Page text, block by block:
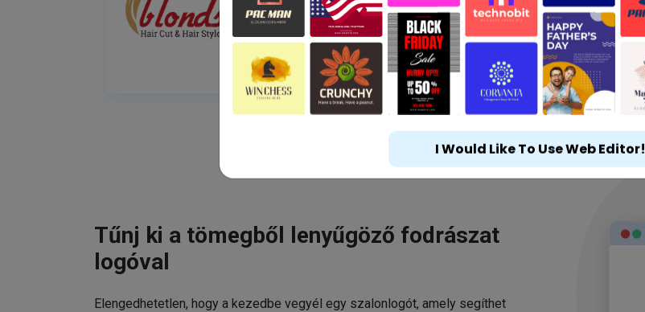
Tűnj ki a tömegből lenyűgöző fodrászat
logóval
Elengedhetetlen, hogy a kezedbe vegyél egy szalonlogót, amely segíthet
I Would Like To Use Web Editor!